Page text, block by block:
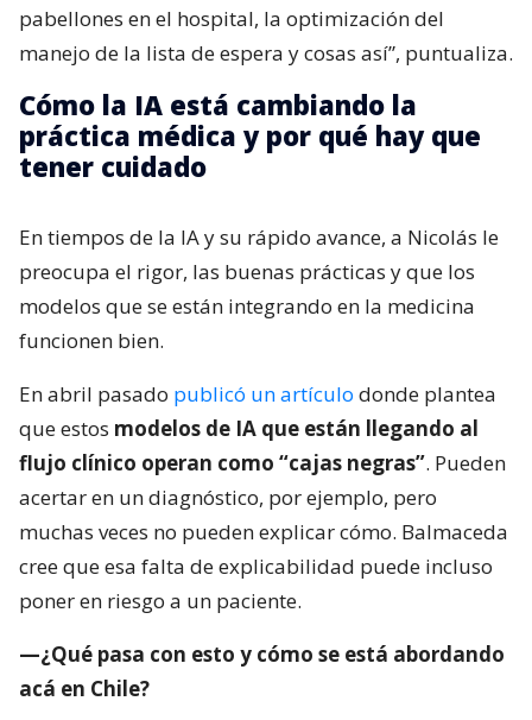
pabellones en el hospital, la optimización del
manejo de la lista de espera y cosas así”, puntualiza.
Cómo la IA está cambiando la
práctica médica y por qué hay que
tener cuidado
En tiempos de la IA y su rápido avance, a Nicolás le
preocupa el rigor, las buenas prácticas y que los
modelos que se están integrando en la medicina
funcionen bien.
En abril pasado publicó un artículo donde plantea
que estos modelos de IA que están llegando al
flujo clínico operan como “cajas negras”. Pueden
acertar en un diagnóstico, por ejemplo, pero
muchas veces no pueden explicar cómo. Balmaceda
cree que esa falta de explicabilidad puede incluso
poner en riesgo a un paciente.
—¿Qué pasa con esto y cómo se está abordando
acá en Chile?